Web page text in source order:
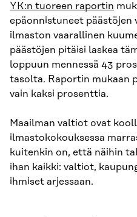
YK:n tuoreen raportin
epäonnistuneet päästöjen
ilmaston vaarallinen
päästöjen pitäisi laskea
loppuun mennessä 43
tasolta. Raportin mukaan
vain kaksi prosenttia.
Maailman valtiot ovat
ilmastokokouksessa
kuitenkin on, että näihin
ihan kaikki: valtiot,
ihmiset arjessaan.